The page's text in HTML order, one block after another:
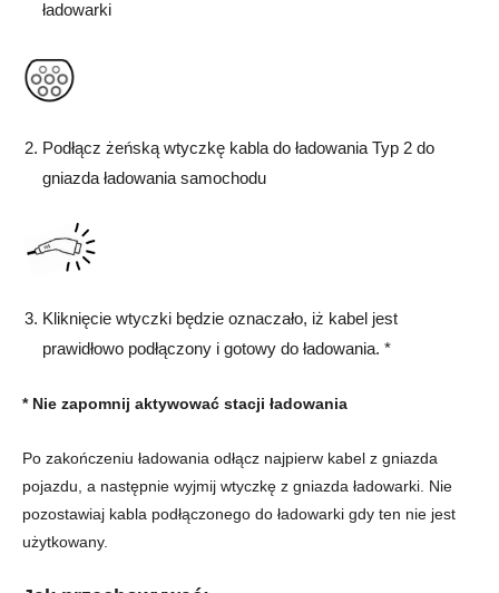
ładowarki
Podłącz żeńską wtyczkę kabla do ładowania Typ 2 do
gniazda ładowania samochodu
Kliknięcie wtyczki będzie oznaczało, iż kabel jest
prawidłowo podłączony i gotowy do ładowania. *
* Nie zapomnij aktywować stacji ładowania
Po zakończeniu ładowania odłącz najpierw kabel z gniazda
pojazdu, a następnie wyjmij wtyczkę z gniazda ładowarki. Nie
pozostawiaj kabla podłączonego do ładowarki gdy ten nie jest
użytkowany.